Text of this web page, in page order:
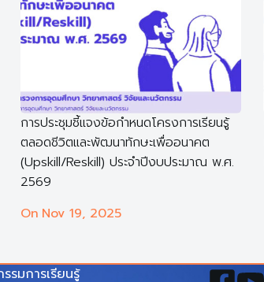
การประชุมชี้แจงข้อกำหนดโครงการเรียนรู้
ตลอดชีวิตและพัฒนาทักษะเพื่ออนาคต
(Upskill/Reskill) ประจำปีงบประมาณ พ.ศ.
2569
On Nov 19, 2025
รมการเรียนรู้